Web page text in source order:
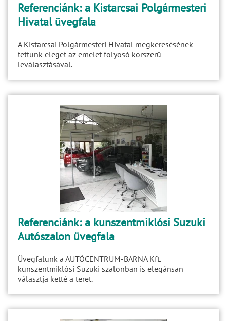
Referenciánk: a Kistarcsai Polgármesteri
Hivatal üvegfala
A Kistarcsai Polgármesteri Hivatal megkeresésének
tettünk eleget az emelet folyosó korszerű
leválasztásával.
Referenciánk: a kunszentmiklósi Suzuki
Autószalon üvegfala
Üvegfalunk a AUTÓCENTRUM-BARNA Kft.
kunszentmiklósi Suzuki szalonban is elegánsan
választja ketté a teret.